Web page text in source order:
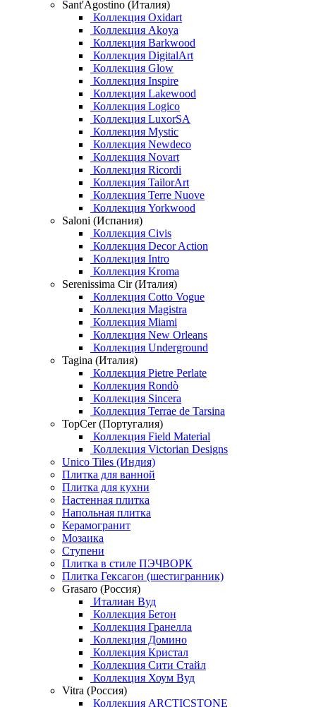
Sant'Agostino (Италия)
Коллекция Oxidart
Коллекция Akoya
Коллекция Barkwood
Коллекция DigitalArt
Коллекция Glow
Коллекция Inspire
Коллекция Lakewood
Коллекция Logico
Коллекция LuxorSA
Коллекция Mystic
Коллекция Newdeco
Коллекция Novart
Коллекция Ricordi
Коллекция TailorArt
Коллекция Terre Nuove
Коллекция Yorkwood
Saloni (Испания)
Коллекция Civis
Коллекция Decor Action
Коллекция Intro
Коллекция Kroma
Serenissima Cir (Италия)
Коллекция Cotto Vogue
Коллекция Magistra
Коллекция Miami
Коллекция New Orleans
Коллекция Underground
Tagina (Италия)
Коллекция Pietre Perlate
Коллекция Rondò
Коллекция Sincera
Коллекция Terrae de Tarsina
TopCer (Португалия)
Коллекция Field Material
Коллекция Victorian Designs
Unico Tiles (Индия)
Плитка для ванной
Плитка для кухни
Настенная плитка
Напольная плитка
Керамогранит
Мозаика
Ступени
Плитка в стиле ПЭЧВОРК
Плитка Гексагон (шестигранник)
Grasaro (Россия)
Италиан Вуд
Коллекция Бетон
Коллекция Гранелла
Коллекция Домино
Коллекция Кристал
Коллекция Сити Стайл
Коллекция Хоум Вуд
Vitra (Россия)
Коллекция ARCTICSTONE